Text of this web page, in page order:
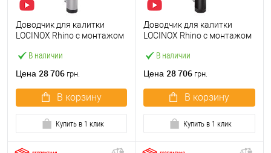
В наличии
Доводчик для калитки
LOCINOX Rhino с монтажом
Цена 28 706 грн.
В корзину
Купить в 1 клик
В наличии
Доводчик для калитки
LOCINOX Rhino с монтажом
Цена 28 706 грн.
В корзину
Купить в 1 клик